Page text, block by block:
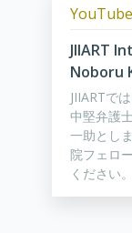
JIIART
Noboru
JIIARTで
中堅弁護
一助とし
院フェロ
ください。